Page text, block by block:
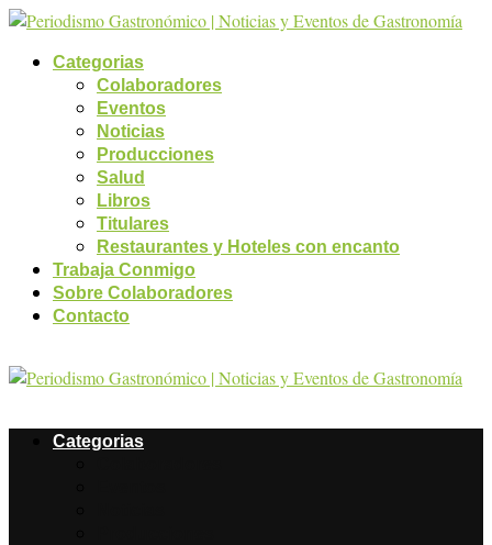
Categorias
Colaboradores
Eventos
Noticias
Producciones
Salud
Libros
Titulares
Restaurantes y Hoteles con encanto
Trabaja Conmigo
Sobre Colaboradores
Contacto
Categorias